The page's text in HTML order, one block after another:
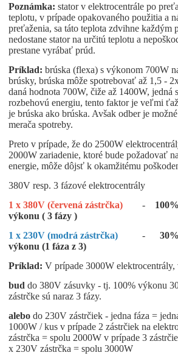
Poznámka: stator v elektrocentrále po
teplotu, v prípade opakovaného použitia a
preťaženia, sa táto teplota zdvihne každým
nedostane stator na určitú teplotu a
prestane vyrábať prúd.
Príklad: brúska (flexa) s výkonom 700W
brúsky, brúska môže spotrebovať až 1,5 -
daná hodnota 700W, čiže až 1400W, jedná
rozbehovú energiu, tento faktor je veľmi
je brúska ako brúska. Avšak odber je
merača spotreby.
Preto v prípade, že do 2500W
2000W zariadenie, ktoré bude požadovať
energie, môže dôjsť k okamžitému
380V resp. 3 fázové elektrocentrály
1 x 380V (červená zástrčka)
-
výkonu ( 3 fázy )
1 x 230V (modrá zástrčka) -
výkonu (1 fáza z 3)
Príklad: V prípade 3000W
bud do 380V zásuvky - tj. 100% výkonu
zástrčke sú naraz 3 fázy.
alebo do 230V zástrčiek - jedna fáza =
1000W / kus v prípade 2 zástrčiek na
zástrčka = spolu 2000W v prípade 3
x 230V zástrčka = spolu 3000W